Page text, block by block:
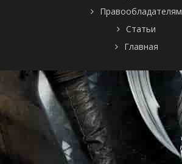
Правообладателям
Статьи
Главная